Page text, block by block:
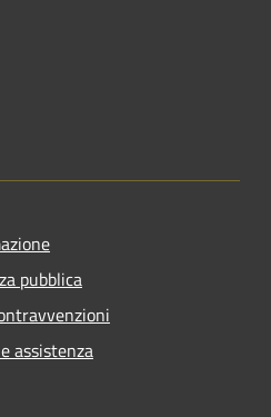
pubblica
assistenza